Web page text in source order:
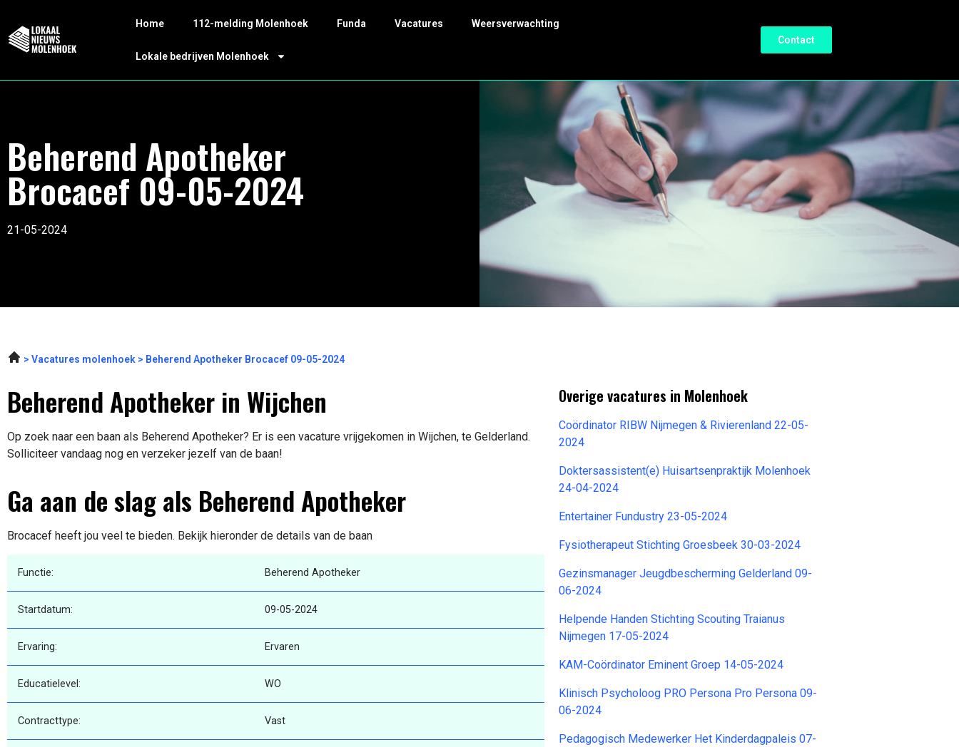
Home 112-melding Molenhoek Funda Vacatures Weersverwachting
Lokale bedrijven Molenhoek
Contact
Beherend Apotheker
Brocacef 09-05-2024
21-05-2024
Vacatures molenhoek Beherend Apotheker Brocacef 09-05-2024
Beherend Apotheker in Wijchen
Op zoek naar een baan als Beherend Apotheker? Er is een vacature vrijgekomen in Wijchen, te Gelderland.
Solliciteer vandaag nog en verzeker jezelf van de baan!
Ga aan de slag als Beherend Apotheker
Brocacef heeft jou veel te bieden. Bekijk hieronder de details van de baan
Functie: Beherend Apotheker
Startdatum: 09-05-2024
Ervaring: Ervaren
Educatielevel: WO
Contracttype: Vast
Overige vacatures in Molenhoek
Coördinator RIBW Nijmegen & Rivierenland 22-05-
2024
Doktersassistent(e) Huisartsenpraktijk Molenhoek
24-04-2024
Entertainer Fundustry 23-05-2024
Fysiotherapeut Stichting Groesbeek 30-03-2024
Gezinsmanager Jeugdbescherming Gelderland 09-
06-2024
Helpende Handen Stichting Scouting Traianus
Nijmegen 17-05-2024
KAM-Coördinator Eminent Groep 14-05-2024
Klinisch Psycholoog PRO Persona Pro Persona 09-
06-2024
Pedagogisch Medewerker Het Kinderdagpaleis 07-